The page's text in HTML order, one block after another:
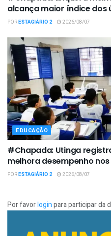
alcança maior índice dos
PORESTAGIÁRIO 2 2026/08/07
EDUCAÇÃO
#Chapada: Utinga
melhora desempenho
PORESTAGIÁRIO 2 2026/08/07
Por favorloginpara participar da